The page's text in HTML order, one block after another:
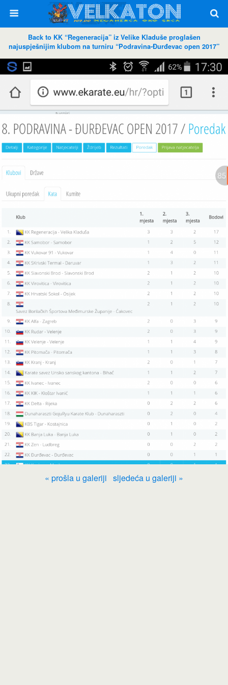
Back to KK “Regeneracija” iz Velike Kladuše proglašen
najuspješnijim klubom na turniru “Podravina-Đurđevac open 2017”
« prošla u galeriji sljedeća u galeriji »